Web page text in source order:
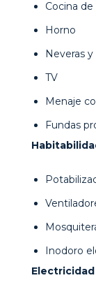
Cocina de
Horno
Neveras
TV
Menaje
Fundas
Inodoro